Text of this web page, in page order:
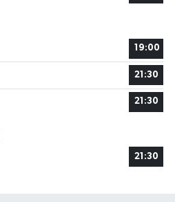
19:00
21:30
21:30
21:30